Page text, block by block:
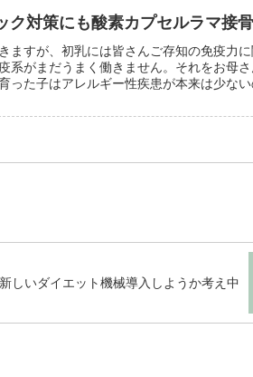
ク対策にも酸素カプセルラマ接
ますが、初乳には皆さんご存知の免疫力
系がまだうまく働きません。それをお母
った子はアレルギー性疾患が本来は少ない
新しいダイエット機械導入しようか考え中